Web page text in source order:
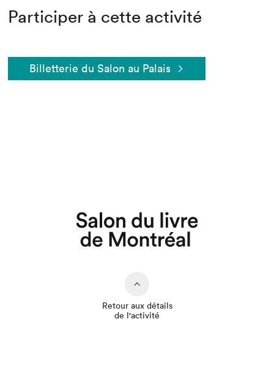
Participer à cette activité
Billetterie du Salon au Palais
Retour aux détails
de l'activité